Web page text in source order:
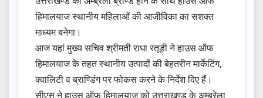
हिमालयाज स्थानीय महिलाओं की आजीविका का सशक्त
माध्यम बनेगा।
आज यहां मुख्य सचिव श्रीमती राधा रतूड़ी ने हाउस ऑफ
हिमालयाज के तहत स्थानीय उत्पादों की बेहतरीन मार्केटिंग,
क्वालिटी व ब्राण्डिंग पर फोकस करने के निर्देश दिए हैं।
सीएस ने हाउस ऑफ हिमालयाज को उत्तराखण्ड के अम्ब्रेला